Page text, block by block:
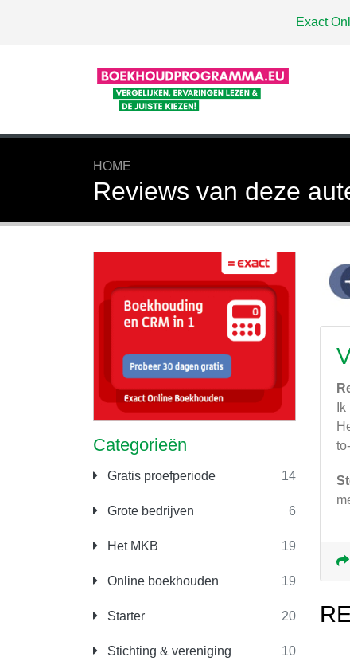
Exact
HOME
Reviews van deze
Categorieën
Gratis proefperiode 14
Grote bedrijven 6
Het MKB 19
Online boekhouden 19
Starter 20
Stichting & vereniging 10